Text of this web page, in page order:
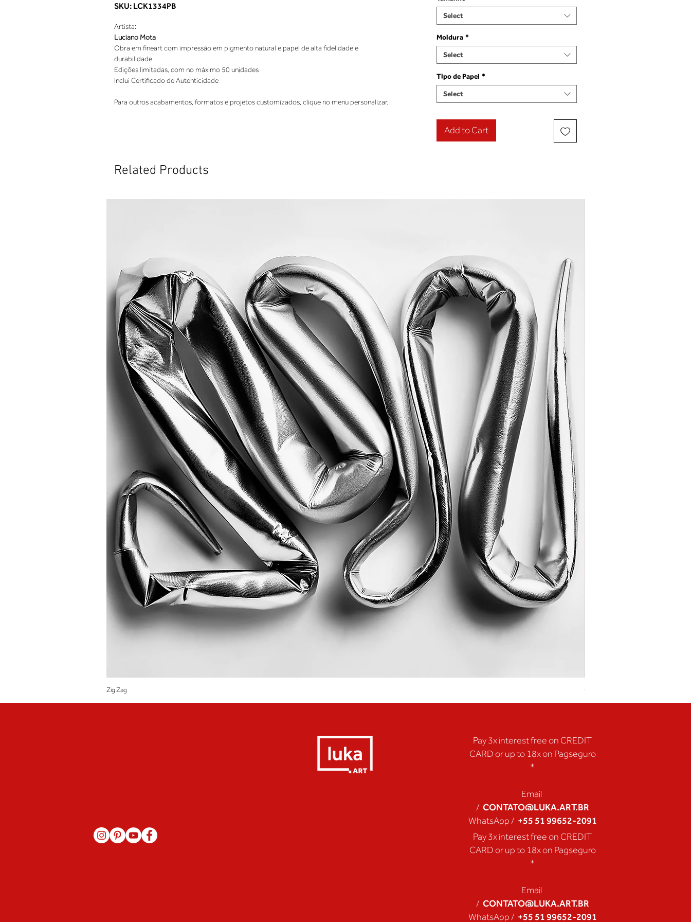
SKU: LCK1334PB
Artista:
Luciano Mota
Obra em fineart com impressão em pigmento natural e papel de alta fidelidade e
durabilidade
Edições limitadas, com no máximo 50 unidades
Inclui Certificado de Autenticidade
Para outros acabamentos, formatos e projetos customizados, clique no menu personalizar.
Select
Moldura *
Select
Tipo de Papel *
Select
Add to Cart
Related Products
Zig Zag Coração de Artista
Pay 3x interest free on CREDIT
CARD or up to 18x on Pagseguro
*
Email
/ CONTATO@LUKA.ART.BR
WhatsApp / +55 51 99652-2091
Pay 3x interest free on CREDIT
CARD or up to 18x on Pagseguro
*
Email
/ CONTATO@LUKA.ART.BR
WhatsApp / +55 51 99652-2091